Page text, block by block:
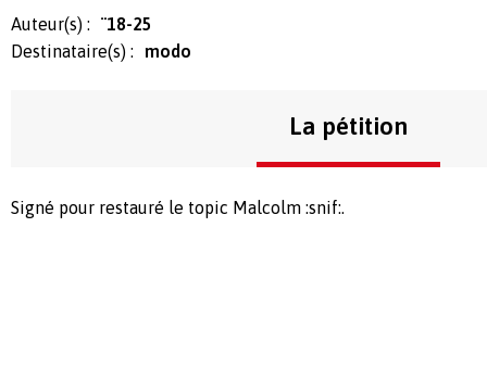
Auteur(s) :
¨18-25
Destinataire(s) :
modo
La pétition
Signé pour restauré le topic Malcolm :snif:.